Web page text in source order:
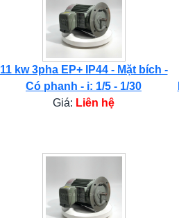
11 kw 3pha EP+ IP44 - Mặt bích -
Có phanh - i: 1/5 - 1/30
Giá: Liên hệ